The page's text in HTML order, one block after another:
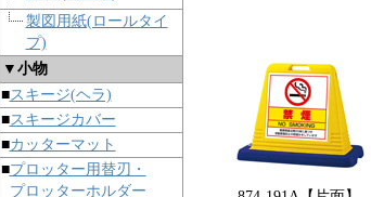
製図用紙(ロールタイ
プ)
▼小物
■スキージ(ヘラ)
■スキージカバー
■カッターマット
■プロッター用替刃・
プロッターホルダー